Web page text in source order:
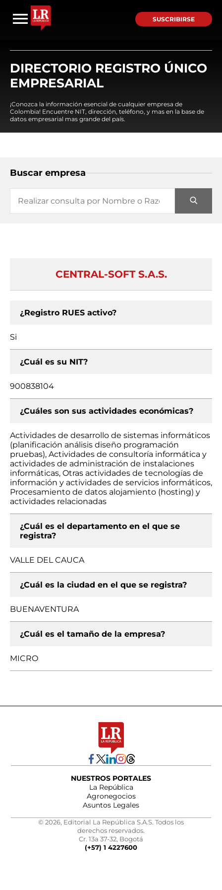
SUSCRIBIRSE
DIRECTORIO REGISTRO ÚNICO
EMPRESARIAL
¡Conozca la información esencial de cualquier empresa de
Colombia! Encuentre NIT, dirección, teléfono, y mas en la base de
datos empresarial mas grande del país.
Buscar empresa
CENTRAL-SOFT S.A.S.
¿Registro RUES activo?
Si
¿Cuál es su NIT?
900838104
¿Cuáles son sus actividades económicas?
Actividades de desarrollo de sistemas informáticos
(planificación análisis diseño programación
pruebas), Actividades de consultoría informática y
actividades de administración de instalaciones
informáticas, Otras actividades de tecnologías de
información y actividades de servicios informáticos,
Procesamiento de datos alojamiento (hosting) y
actividades relacionadas
¿Cuál es el departamento en el que se
registra?
VALLE DEL CAUCA
¿Cuál es la ciudad en el que se registra?
BUENAVENTURA
¿Cuál es el tamaño de la empresa?
MICRO
NUESTROS PORTALES
La República
Agronegocios
Asuntos Legales
© 2026, Editorial La República S.A.S. Todos los
derechos reservados.
Cr. 13a 37-32, Bogotá
(+57) 1 4227600